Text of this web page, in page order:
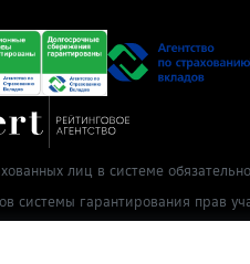
лиц в системе
системы гарантирования прав